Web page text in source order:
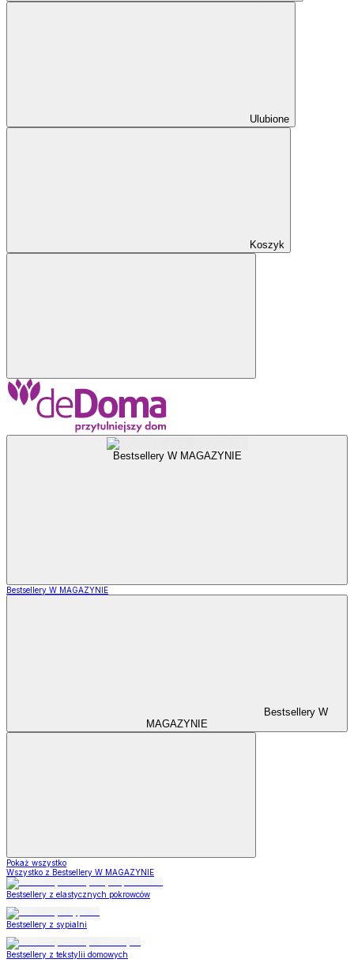
Ulubione
Koszyk
Bestsellery W MAGAZYNIE
Bestsellery W MAGAZYNIE
Bestsellery W
MAGAZYNIE
Pokaż wszystko
Wszystko z Bestsellery W MAGAZYNIE
Bestsellery z elastycznych pokrowców
Bestsellery z sypialni
Bestsellery z tekstylii domowych